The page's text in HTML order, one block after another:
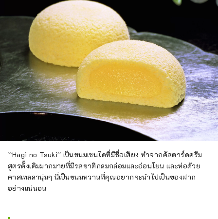
``Hagi no Tsuki'' เป็นขนมเซนไดที่มีชื่อเสียง ทำจากคัสตาร์ดครีม
สูตรดั้งเดิมมากมายที่มีรสชาติกลมกล่อมและอ่อนโยน และห่อด้วย
คาสเทลลานุ่มๆ นี่เป็นขนมหวานที่คุณอยากจะนำไปเป็นของฝาก
อย่างแน่นอน